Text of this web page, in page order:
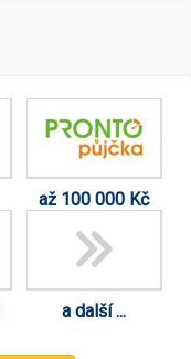
až 100 000 Kč
a další ...